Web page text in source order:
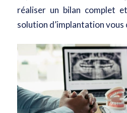
réaliser un bilan complet
solution d’implantation vous